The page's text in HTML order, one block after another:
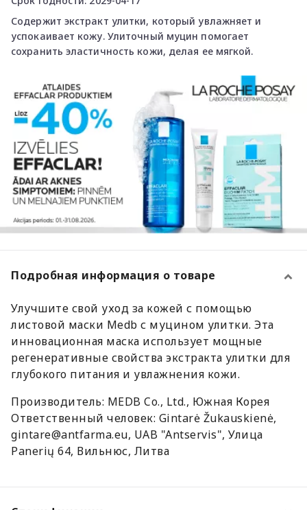
Содержит экстракт улитки, который увлажняет и
успокаивает кожу. Улиточный муцин помогает
сохранить эластичность кожи, делая ее мягкой.
Подробная информация о товаре
Улучшите свой уход за кожей с помощью
листовой маски Medb с муцином улитки. Эта
инновационная маска использует мощные
регенеративные свойства экстракта улитки для
глубокого питания и увлажнения кожи.
Производитель: MEDB Co., Ltd., Южная Корея
Ответственный человек: Gintarė Žukauskienė,
gintare@antfarma.eu, UAB "Antservis", Улица
Panerių 64, Вильнюс, Литва